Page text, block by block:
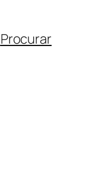
Procurar